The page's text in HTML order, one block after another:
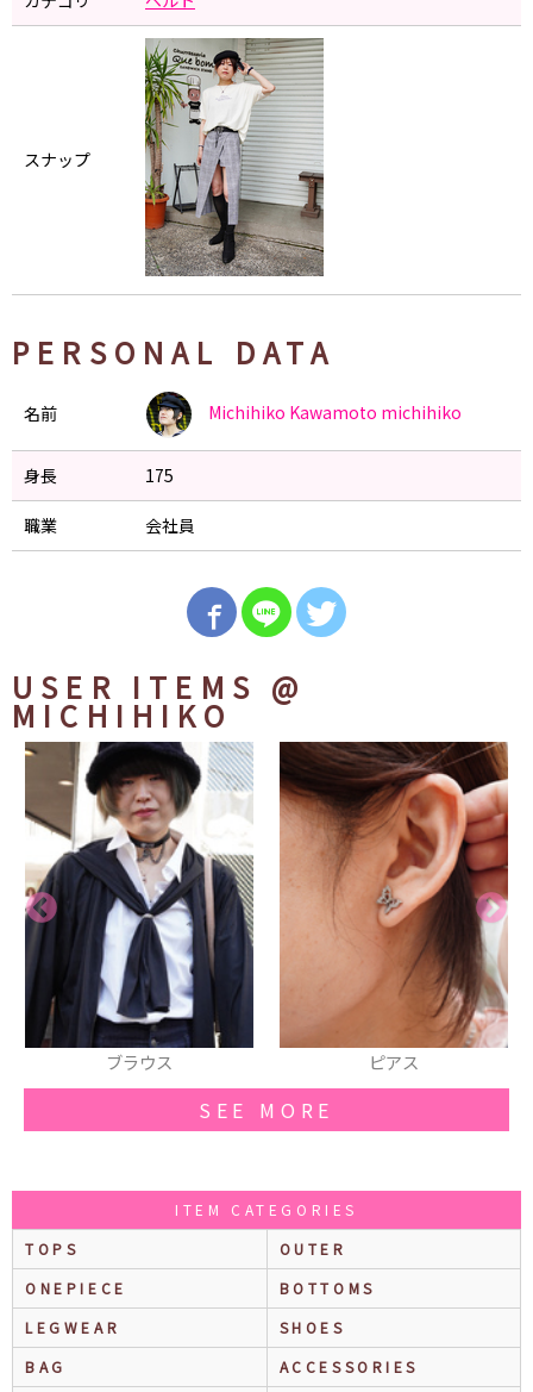
スナップ
PERSONAL DATA
名前 Michihiko Kawamoto michihiko
身長 175
職業 会社員
USER ITEMS @
MICHIHIKO
ブラウス ピアス
SEE MORE
ITEM CATEGORIES
TOPS
OUTER
ONEPIECE
BOTTOMS
LEGWEAR
SHOES
BAG
ACCESSORIES